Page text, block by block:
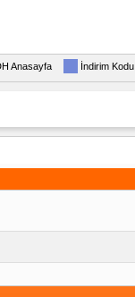
Anasayfa İndirim Kodu